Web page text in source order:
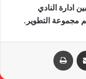
ادارة النادي
مجموعة التطوير.